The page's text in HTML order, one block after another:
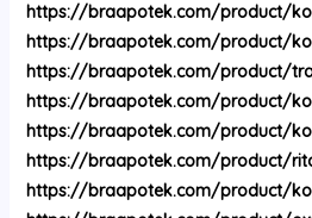
https://braapotek.com/product/
https://braapotek.com/product/
https://braapotek.com/product/
https://braapotek.com/product/
https://braapotek.com/product/
https://braapotek.com/product/
https://braapotek.com/product/